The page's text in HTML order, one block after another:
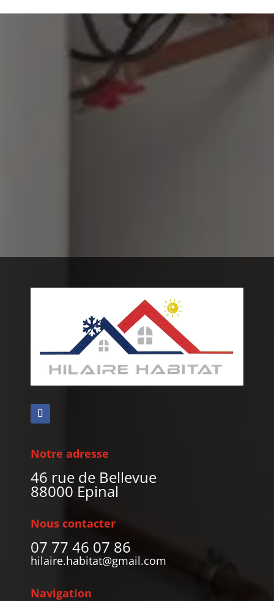
Pour tout renseignement
ou demande de devis,
Notre adresse
46 rue de Bellevue
88000 Epinal
Nous contacter
07 77 46 07 86
hilaire.habitat@gmail.com
Navigation